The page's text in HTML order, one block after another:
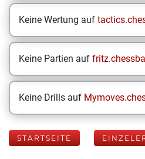
Keine Wertung auf
Keine Partien auf
Keine Drills auf
STARTSEITE